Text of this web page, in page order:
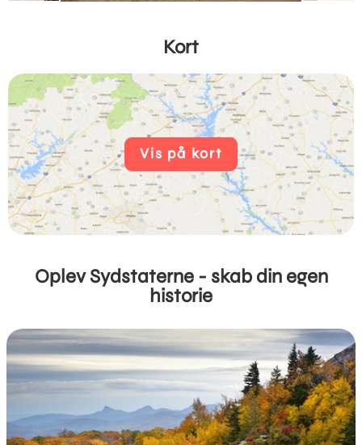
Kort
Vis på kort
Oplev Sydstaterne - skab din egen
historie